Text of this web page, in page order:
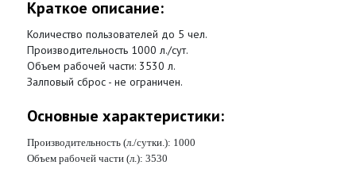
Краткое описание:
Количество пользователей до 5 чел.
Производительность 1000 л./сут.
Объем рабочей части: 3530 л.
Залповый сброс - не ограничен.
Основные характеристики:
Производительность (л./сутки.): 1000
Объем рабочей части (л.): 3530